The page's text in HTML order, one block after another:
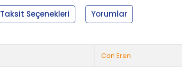
Taksit Seçenekleri Yorumlar
Can Eren